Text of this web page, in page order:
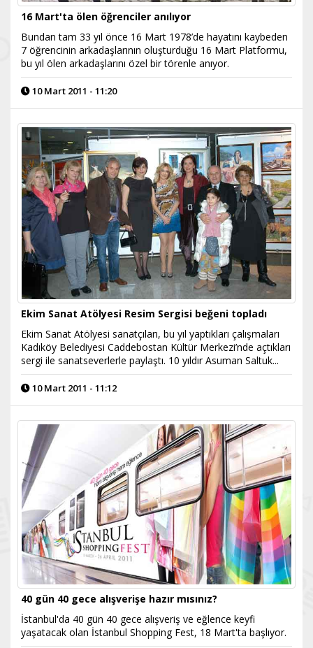
16 Mart'ta ölen öğrenciler anılıyor
Bundan tam 33 yıl önce 16 Mart 1978’de hayatını kaybeden
7 öğrencinin arkadaşlarının oluşturduğu 16 Mart Platformu,
bu yıl ölen arkadaşlarını özel bir törenle anıyor.
10 Mart 2011 - 11:20
Ekim Sanat Atölyesi Resim Sergisi beğeni topladı
Ekim Sanat Atölyesi sanatçıları, bu yıl yaptıkları çalışmaları
Kadıköy Belediyesi Caddebostan Kültür Merkezi’nde açtıkları
sergi ile sanatseverlerle paylaştı. 10 yıldır Asuman Saltuk...
10 Mart 2011 - 11:12
40 gün 40 gece alışverişe hazır mısınız?
İstanbul'da 40 gün 40 gece alışveriş ve eğlence keyfi
yaşatacak olan İstanbul Shopping Fest, 18 Mart'ta başlıyor.